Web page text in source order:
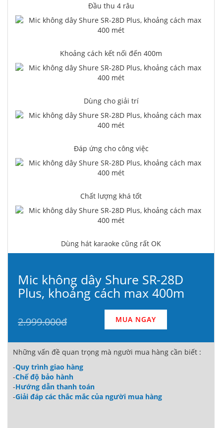
Đầu thu 4 râu
Khoảng cách kết nối đến 400m
Dùng cho giải trí
Đáp ứng cho công việc
Chất lượng khá tốt
Dùng hát karaoke cũng rất OK
Mic không dây Shure SR-28D
Plus, khoảng cách max 400m
2.999.000đ MUA NGAY
Những vấn đề quan trọng mà người mua hàng cần biết :
-Quy trình giao hàng
-Chế độ bảo hành
-Hướng dẫn thanh toán
-Giải đáp các thắc mắc của người mua hàng